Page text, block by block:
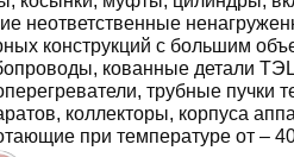
неответственные
конструкций с большим
кованные детали
трубные пучки
коллекторы, корпуса
при температуре от –